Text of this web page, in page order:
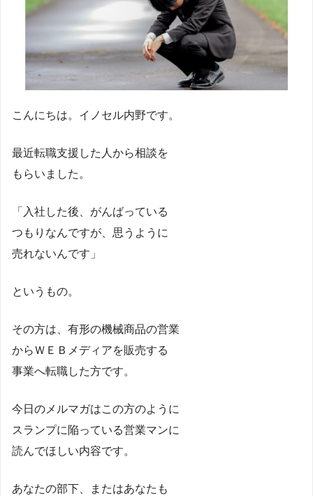
こんにちは。イノセル内野です。
最近転職支援した人から相談を
もらいました。
「入社した後、がんばっている
つもりなんですが、思うように
売れないんです」
というもの。
その方は、有形の機械商品の営業
からＷＥＢメディアを販売する
事業へ転職した方です。
今日のメルマガはこの方のように
スランプに陥っている営業マンに
読んでほしい内容です。
あなたの部下、またはあなたも